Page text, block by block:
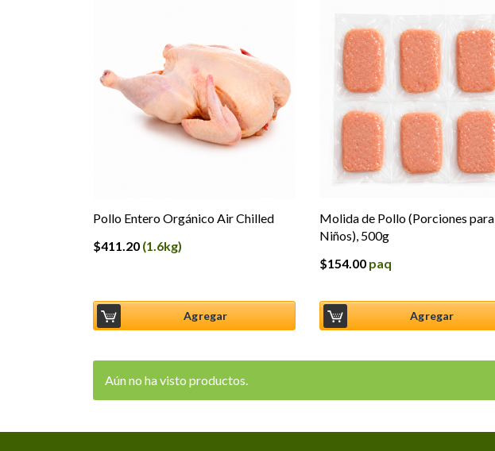
Pollo Entero Orgánico Air Chilled
$411.20 (1.6kg)
Agregar
Molida de Pollo (Porciones para
Niños), 500g
$154.00 paq
Agregar
Aún no ha visto productos.